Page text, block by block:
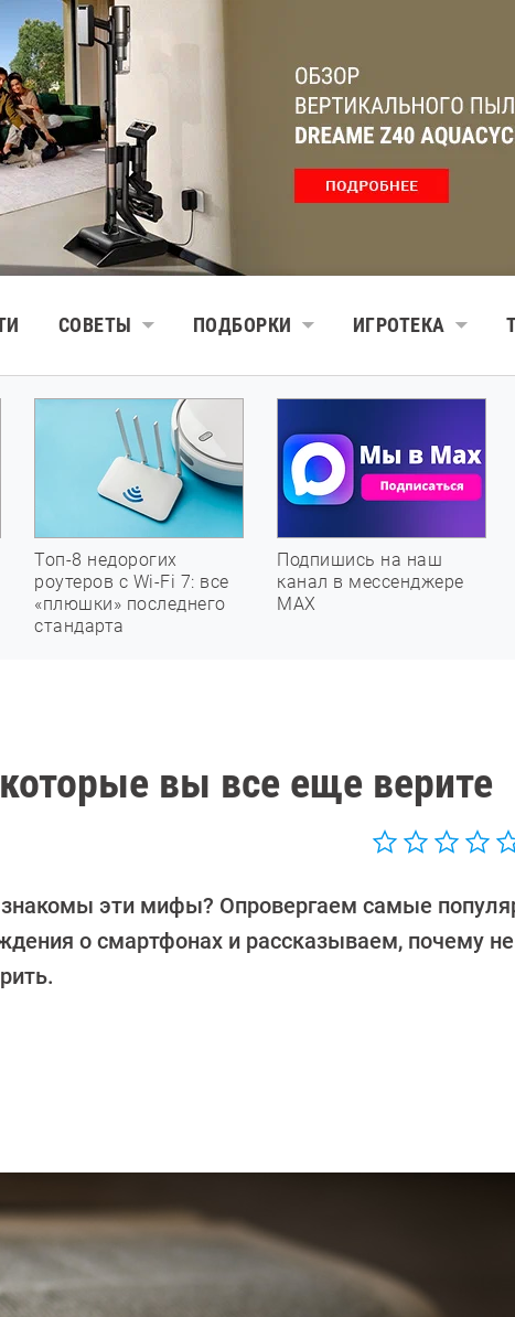
СОВЕТЫ ПОДБОРКИ ИГРОТЕКА
Топ-8 недорогих
роутеров с Wi-Fi 7: все
«плюшки» последнего
стандарта
Подпишись на наш
канал в мессенджере
МАХ
вы все еще верите
эти мифы? Опровергаем самые
о смартфонах и рассказываем, почему